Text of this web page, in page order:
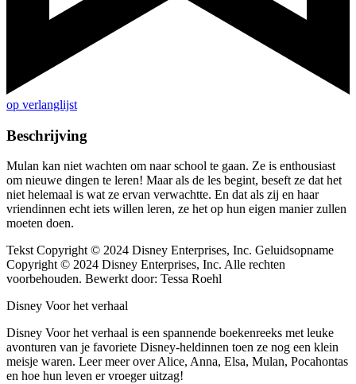
op verlanglijst
Beschrijving
Mulan kan niet wachten om naar school te gaan. Ze is enthousiast
om nieuwe dingen te leren! Maar als de les begint, beseft ze dat het
niet helemaal is wat ze ervan verwachtte. En dat als zij en haar
vriendinnen echt iets willen leren, ze het op hun eigen manier zullen
moeten doen.
Tekst Copyright © 2024 Disney Enterprises, Inc. Geluidsopname
Copyright © 2024 Disney Enterprises, Inc. Alle rechten
voorbehouden. Bewerkt door: Tessa Roehl
Disney Voor het verhaal
Disney Voor het verhaal is een spannende boekenreeks met leuke
avonturen van je favoriete Disney-heldinnen toen ze nog een klein
meisje waren. Leer meer over Alice, Anna, Elsa, Mulan, Pocahontas
en hoe hun leven er vroeger uitzag!